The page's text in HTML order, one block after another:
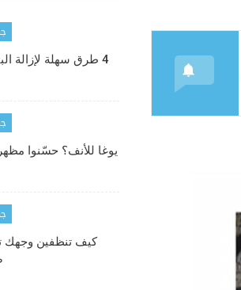
4 طرق سهلة لإزالة البثور والرؤوس السوداء عن الظهر
يوغا للأنف؟ حسّنوا
كيف تنظفين وجهك